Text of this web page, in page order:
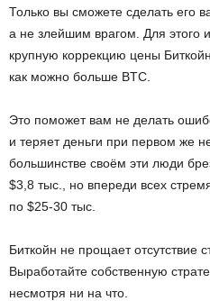
Только вы сможете сделать его
а не злейшим врагом. Для этого
крупную коррекцию цены
как можно больше BTC.
Это поможет вам не делать
и теряет деньги при первом же
большинстве своём эти люди
$3,8 тыс., но впереди всех
по $25-30 тыс.
Биткойн не прощает отсутствие
Выработайте собственную
несмотря ни на что.